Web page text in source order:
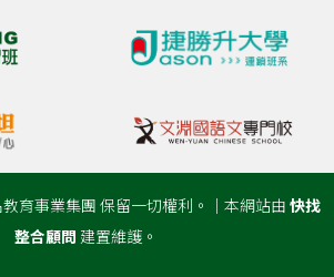
育事業集團 保留一切權利。｜本網站由 快找
整合顧問 建置維護。